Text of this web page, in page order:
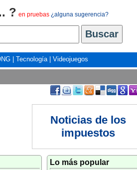
? en pruebas ¿alguna sugerencia?
Tecnología| Videojuegos
Noticias de los
impuestos
Lo más popular